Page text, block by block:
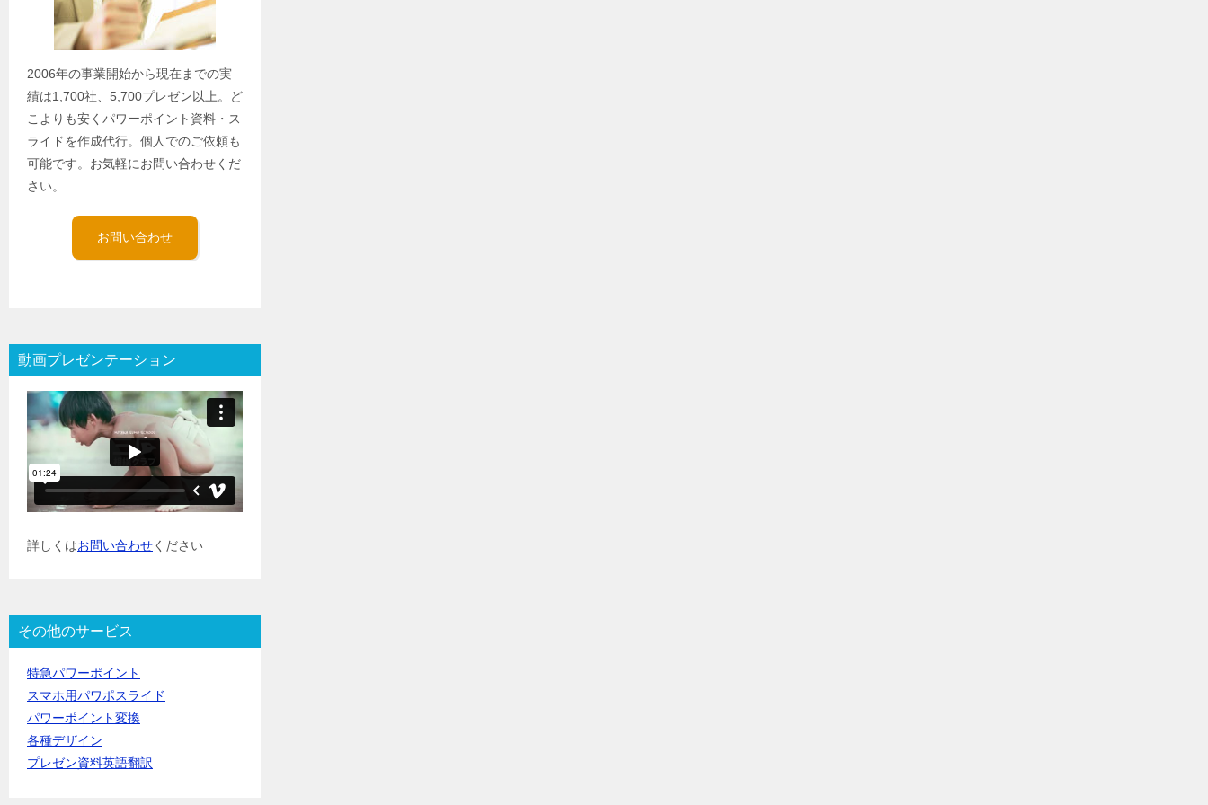
2006年の事業開始から現在までの実
績は1,700社、5,700プレゼン以上。ど
こよりも安くパワーポイント資料・ス
ライドを作成代行。個人でのご依頼も
可能です。お気軽にお問い合わせくだ
さい。
お問い合わせ
動画プレゼンテーション
詳しくはお問い合わせください
その他のサービス
特急パワーポイント
スマホ用パワポスライド
パワーポイント変換
各種デザイン
プレゼン資料英語翻訳